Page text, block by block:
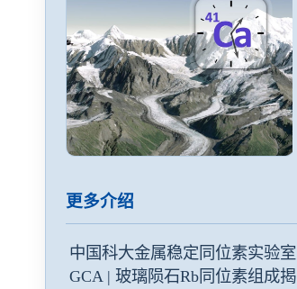
更多介绍
中国科大金属稳定同位素实验室
GCA | 玻璃陨石Rb同位素组成揭